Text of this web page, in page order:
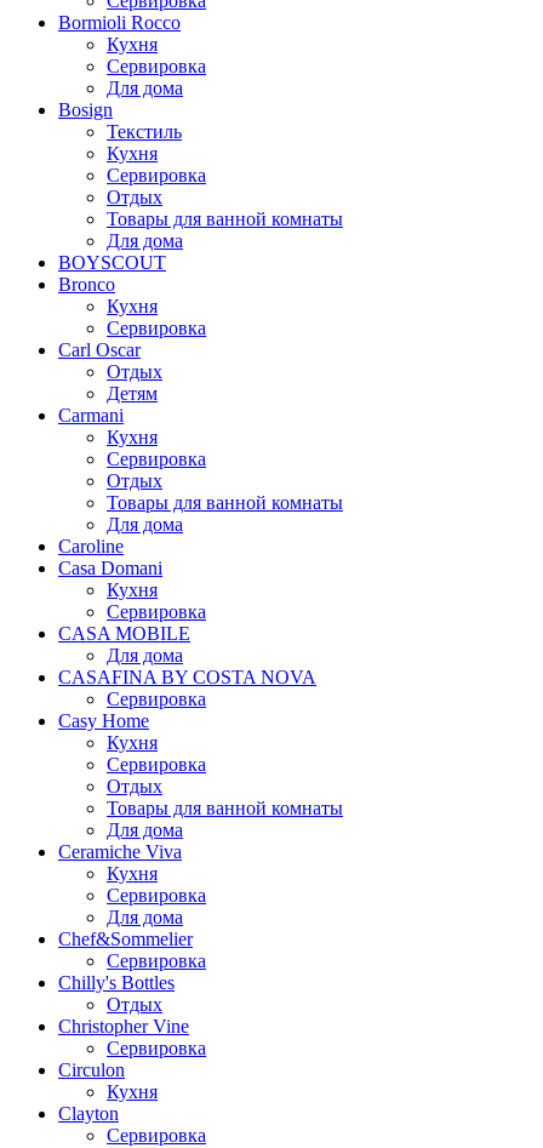
Bormioli Rocco
Кухня
Сервировка
Для дома
Bosign
Текстиль
Кухня
Сервировка
Отдых
Товары для ванной комнаты
Для дома
BOYSCOUT
Bronco
Кухня
Сервировка
Carl Oscar
Отдых
Детям
Carmani
Кухня
Сервировка
Отдых
Товары для ванной комнаты
Для дома
Caroline
Casa Domani
Кухня
Сервировка
CASA MOBILE
Для дома
CASAFINA BY COSTA NOVA
Сервировка
Casy Home
Кухня
Сервировка
Отдых
Товары для ванной комнаты
Для дома
Ceramiche Viva
Кухня
Сервировка
Для дома
Chef&Sommelier
Сервировка
Chilly's Bottles
Отдых
Christopher Vine
Сервировка
Circulon
Кухня
Clayton
Сервировка